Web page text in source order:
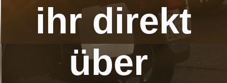
ihr direkt
über